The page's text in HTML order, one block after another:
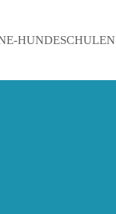
HUNDESCHULEN